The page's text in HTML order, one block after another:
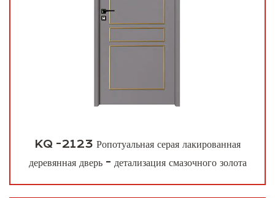
KQ -2123 Ропотуальная серая лакированная
деревянная дверь - детализация смазочного золота